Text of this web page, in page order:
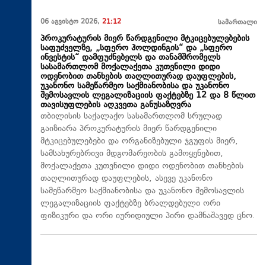
06 აგვისტო 2026, 21:12 სამართალი
პროკურატურის მიერ წარდგენილი მტკიცებულებების
საფუძველზე, „სფერო ჰოლდინგის“ და „სფერო
ინვესტის“ დამფუძნებელს და თანამშრომელს
სასამართლომ მოქალაქეთა კუთვნილი დიდი
ოდენობით თანხების თაღლითურად დაუფლების,
უკანონო სამეწარმეო საქმიანობისა და უკანონო
შემოსავლის ლეგალიზაციის ფაქტებზე 12 და 8 წლით
თავისუფლების აღკვეთა განუსაზღვრა
თბილისის საქალაქო სასამართლომ სრულად
გაიზიარა პროკურატურის მიერ წარდგენილი
მტკიცებულებები და ორგანიზებული ჯგუფის მიერ,
სამსახურებრივი მდგომარეობის გამოყენებით,
მოქალაქეთა კუთვნილი დიდი ოდენობით თანხების
თაღლითურად დაუფლების, ასევე უკანონო
სამეწარმეო საქმიანობისა და უკანონო შემოსავლის
ლეგალიზაციის ფაქტებზე ბრალდებული ორი
ფიზიკური და ორი იურიდიული პირი დამნაშავედ ცნო.